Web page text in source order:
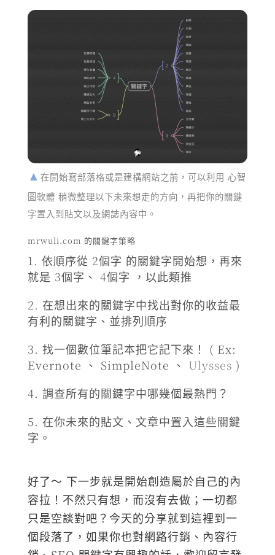
在開始寫部落格或是建構網站之前，可以利用 心智
圖軟體 稍微整理以下未來想走的方向，再把你的關鍵
字置入到貼文以及網誌內容中。
mrwuli.com 的關鍵字策略
依順序從 2個字 的關鍵字開始想，再來
就是 3個字、 4個字 ，以此類推
在想出來的關鍵字中找出對你的收益最
有利的關鍵字、並排列順序
找一個數位筆記本把它記下來！ ( Ex:
Evernote 、 SimpleNote 、 Ulysses )
調查所有的關鍵字中哪幾個最熱門？
在你未來的貼文、文章中置入這些關鍵
字。
好了～ 下一步就是開始創造屬於自己的內
容拉！不然只有想，而沒有去做；一切都
只是空談對吧？今天的分享就到這裡到一
個段落了，如果你也對網路行銷、內容行